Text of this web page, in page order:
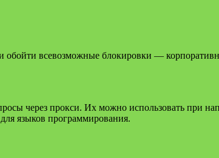
обойти всевозможные блокировки —
через прокси. Их можно использовать при
для языков программирования.